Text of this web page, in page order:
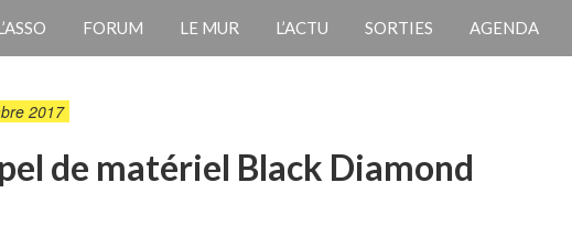
FORUM LE MUR L’ACTU SORTIES AGENDA
2017
de matériel Black Diamond